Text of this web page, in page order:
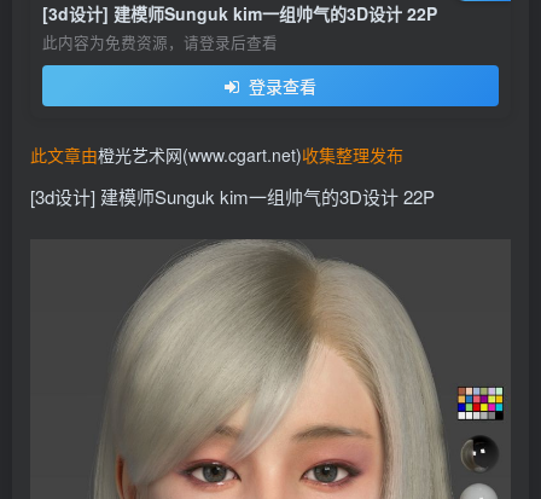
[3d设计] 建模师Sunguk kim一组帅气的3D设计 22P
此内容为免费资源，请登录后查看
登录查看
此文章由橙光艺术网(www.cgart.net)收集整理发布
[3d设计] 建模师Sunguk kim一组帅气的3D设计 22P
没有账号？立即注册
用户名/手机号/邮箱
登录密码
记住登录 找回密码
登录
社交账号登录
QQ登录